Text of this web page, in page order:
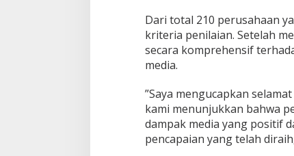
Dari total 210 perusahaan
kriteria penilaian. Setelah
secara komprehensif
media.
”Saya mengucapkan
kami menunjukkan bahwa
dampak media yang positif
pencapaian yang telah